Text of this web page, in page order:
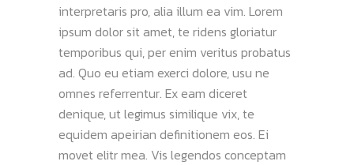
interpretaris pro, alia illum ea vim. Lorem
ipsum dolor sit amet, te ridens gloriatur
temporibus qui, per enim veritus probatus
ad. Quo eu etiam exerci dolore, usu ne
omnes referrentur. Ex eam diceret
denique, ut legimus similique vix, te
equidem apeirian definitionem eos. Ei
movet elitr mea. Vis legendos conceptam